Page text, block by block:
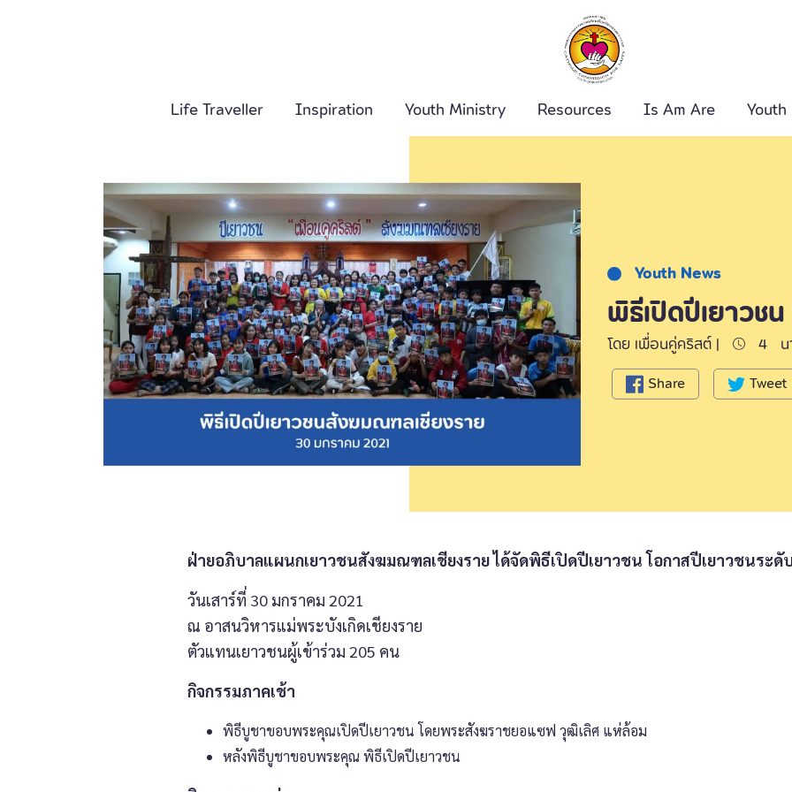
Life Traveller Inspiration Youth Ministry Resources Is Am Are
Youth News
พิธีเปิดปีเยาวช
โดย เพื่อนคู่คริสต์ | 4
Share
Tweet
ฝ่ายอภิบาลแผนกเยาวชนสังฆมณฑลเชียงราย ได้จัดพิธีเปิดปีเยาวชน โอกาสปีเยาวชนระ
วันเสาร์ที่ 30 มกราคม 2021
ณ อาสนวิหารแม่พระบังเกิดเชียงราย
ตัวแทนเยาวชนผู้เข้าร่วม 205 คน
กิจกรรมภาคเช้า
พิธีบูชาขอบพระคุณเปิดปีเยาวชน โดยพระสังฆราชยอแซฟ วุฒิเลิศ แห่ล้อม
หลังพิธีบูชาขอบพระคุณ พิธีเปิดปีเยาวชน